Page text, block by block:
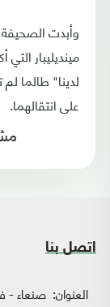
وأبدت
مينديليبار
لدينا" طالما
على انتقالهما.
اتصل بنا
العنوان: صنعاء -